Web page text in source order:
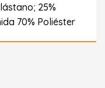
25%
70% Poliéster